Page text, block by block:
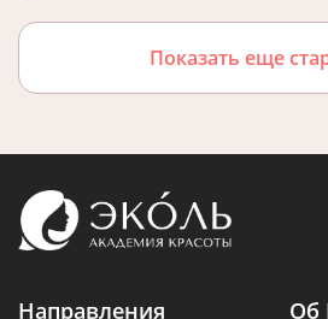
Показать еще
Направления Об